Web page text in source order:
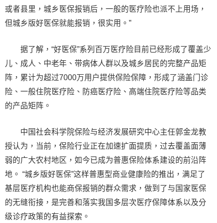
或者县里，城乡医保报销后，一般的医疗险也派不上用场，
但城乡版好医保就能报销，很实用。”
据了解，“好医保”系列百万医疗险目前已经形成了覆盖少
儿、成人、中老年、带病体人群以及城乡居民的完整产品矩
阵，累计为超过7000万用户提供保险保障，形成了涵盖门诊
险、一般住院医疗险、防癌医疗险、高端住院医疗险等品类
的产品矩阵。
中国社会科学院保险与经济发展研究中心主任郭金龙教
授认为，当前，保险行业正在加速扩面提质，过去覆盖面薄
弱的广大农村地区，如今已成为普惠保险体系建设的前沿阵
地。 “城乡版好医保”这样普惠型商业健康险的推出，满足了
基层医疗机构也能商保报销的群众需求，做到了与国家医保
的无缝衔接，是完善和落实我国多层次医疗保障体系以及分
级诊疗政策的有益探索。